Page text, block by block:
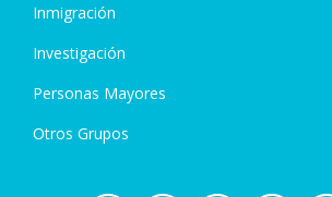
Inmigración
Investigación
Personas Mayores
Otros Grupos